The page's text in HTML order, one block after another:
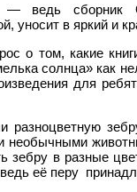
— ведь сборник
уносит в яркий и
о том, какие
солнца» как
для
разноцветную
необычными
зебру в разные
её перу